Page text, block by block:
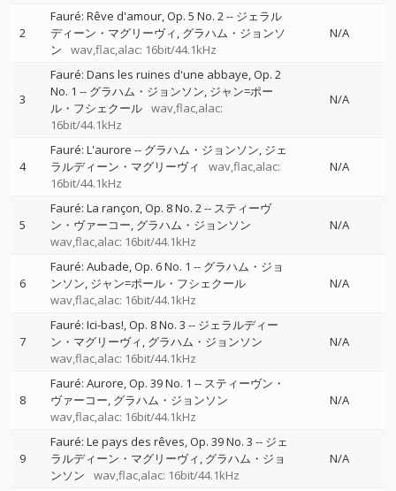
2
Fauré: Rêve d'amour, Op. 5 No. 2-- ジェラル
ディーン・マグリーヴィ グラハム・ジョンソ
ン
wav,flac,alac: 16bit/44.1kHz
N/A
3
Fauré: Dans les ruines d'une abbaye, Op. 2
No. 1 -- グラハム・ジョンソン ジャン=ポー
ル・フシェクール wav,flac,alac:
16bit/44.1kHz
N/A
4
Fauré: L'aurore -- グラハム・ジョンソン ジェ
ラルディーン・マグリーヴィ
wav,flac,alac:
16bit/44.1kHz
N/A
5
Fauré: La rançon, Op. 8 No. 2-- スティーヴ
ン・ヴァーコー グラハム・ジョンソン
wav,flac,alac: 16bit/44.1kHz
N/A
6
Fauré: Aubade, Op. 6 No. 1 -- グラハム・ジョ
ンソン ジャン=ポール・フシェクール
wav,flac,alac: 16bit/44.1kHz
N/A
7
Fauré: Ici-bas!, Op. 8 No. 3 -- ジェラルディー
ン・マグリーヴィ グラハム・ジョンソン
wav,flac,alac: 16bit/44.1kHz
N/A
8
Fauré: Aurore, Op. 39 No. 1 -- スティーヴン・
ヴァーコー グラハム・ジョンソン
wav,flac,alac: 16bit/44.1kHz
N/A
9
Fauré: Le pays des rêves, Op. 39 No. 3 -- ジェ
ラルディーン・マグリーヴィ グラハム・ジョ
ンソン
wav,flac,alac: 16bit/44.1kHz
N/A